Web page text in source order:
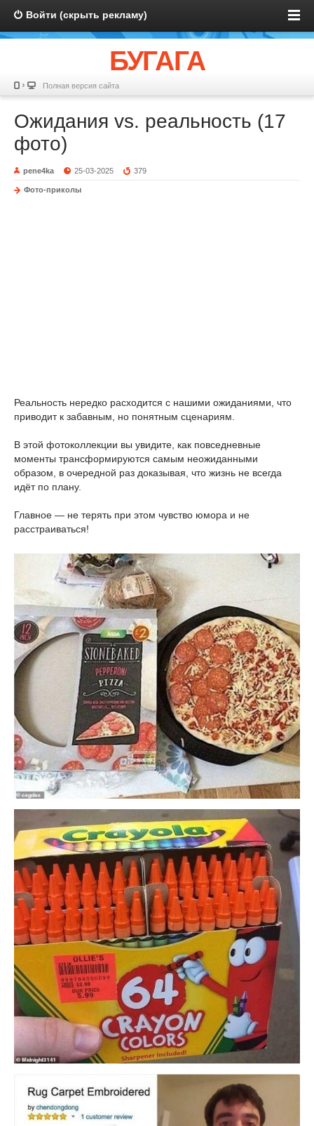
Войти (скрыть рекламу)
БУГАГА
Полная версия сайта
Ожидания vs. реальность (17
фото)
pene4ka 25-03-2025 379
Фото-приколы
Реальность нередко расходится с нашими ожиданиями, что
приводит к забавным, но понятным сценариям.
В этой фотоколлекции вы увидите, как повседневные
моменты трансформируются самым неожиданными
образом, в очередной раз доказывая, что жизнь не всегда
идёт по плану.
Главное — не терять при этом чувство юмора и не
расстраиваться!